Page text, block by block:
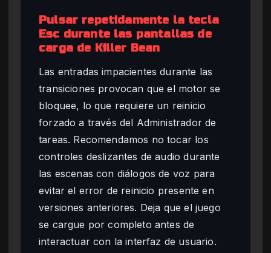
Pulsar repetidamente la tecla
Esc durante las pantallas de
carga de Killer Bean
Las entradas impacientes durante las
transiciones provocan que el motor se
bloquee, lo que requiere un reinicio
forzado a través del Administrador de
tareas. Recomendamos no tocar los
controles deslizantes de audio durante
las escenas con diálogos de voz para
evitar el error de reinicio presente en
versiones anteriores. Deja que el juego
se cargue por completo antes de
interactuar con la interfaz de usuario.